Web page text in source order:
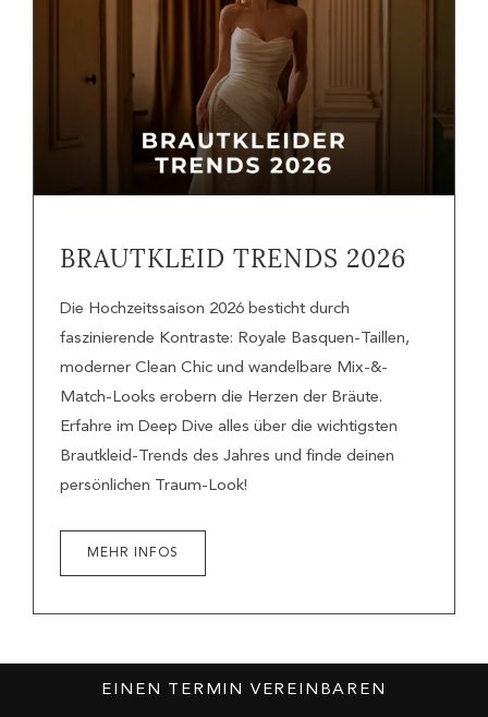
BRAUTKLEID TRENDS 2026
Die Hochzeitssaison 2026 besticht durch
faszinierende Kontraste: Royale Basquen-Taillen,
moderner Clean Chic und wandelbare Mix-&-
Match-Looks erobern die Herzen der Bräute.
Erfahre im Deep Dive alles über die wichtigsten
Brautkleid-Trends des Jahres und finde deinen
persönlichen Traum-Look!
MEHR INFOS
EINEN TERMIN VEREINBAREN